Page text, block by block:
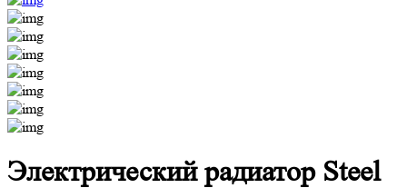
Электрический радиатор Steel